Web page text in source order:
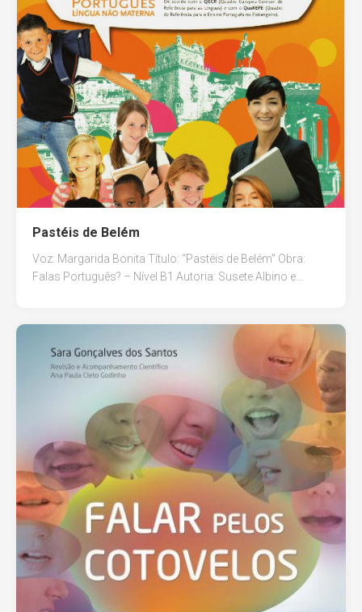
Pastéis de Belém
Voz: Margarida Bonita Título: “Pastéis de Belém” Obra:
Falas Português? – Nível B1 Autoria: Susete Albino e...